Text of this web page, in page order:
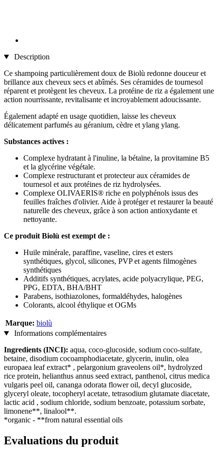
Description
Ce shampoing particulièrement doux de Biolù redonne douceur et
brillance aux cheveux secs et abîmés. Ses céramides de tournesol
réparent et protègent les cheveux. La protéine de riz a également une
action nourrissante, revitalisante et incroyablement adoucissante.
Également adapté en usage quotidien, laisse les cheveux
délicatement parfumés au géranium, cèdre et ylang ylang.
Substances actives :
Complexe hydratant à l'inuline, la bétaïne, la provitamine B5
et la glycérine végétale.
Complexe restructurant et protecteur aux céramides de
tournesol et aux protéines de riz hydrolysées.
Complexe OLIVAERIS® riche en polyphénols issus des
feuilles fraîches d'olivier. Aide à protéger et restaurer la beauté
naturelle des cheveux, grâce à son action antioxydante et
nettoyante.
Ce produit Biolù est exempt de :
Huile minérale, paraffine, vaseline, cires et esters
synthétiques, glycol, silicones, PVP et agents filmogènes
synthétiques
Additifs synthétiques, acrylates, acide polyacrylique, PEG,
PPG, EDTA, BHA/BHT
Parabens, isothiazolones, formaldéhydes, halogènes
Colorants, alcool éthylique et OGMs
Marque: biolù
Informations complémentaires
Ingredients (INCI): aqua, coco-glucoside, sodium coco-sulfate,
betaine, disodium cocoamphodiacetate, glycerin, inulin, olea
europaea leaf extract* , pelargonium graveolens oil*, hydrolyzed
rice protein, helianthus annus seed extract, panthenol, citrus medica
vulgaris peel oil, cananga odorata flower oil, decyl glucoside,
glyceryl oleate, tocopheryl acetate, tetrasodium glutamate diacetate,
lactic acid , sodium chloride, sodium benzoate, potassium sorbate,
limonene**, linalool**.
*organic - **from natural essential oils
Evaluations du produit